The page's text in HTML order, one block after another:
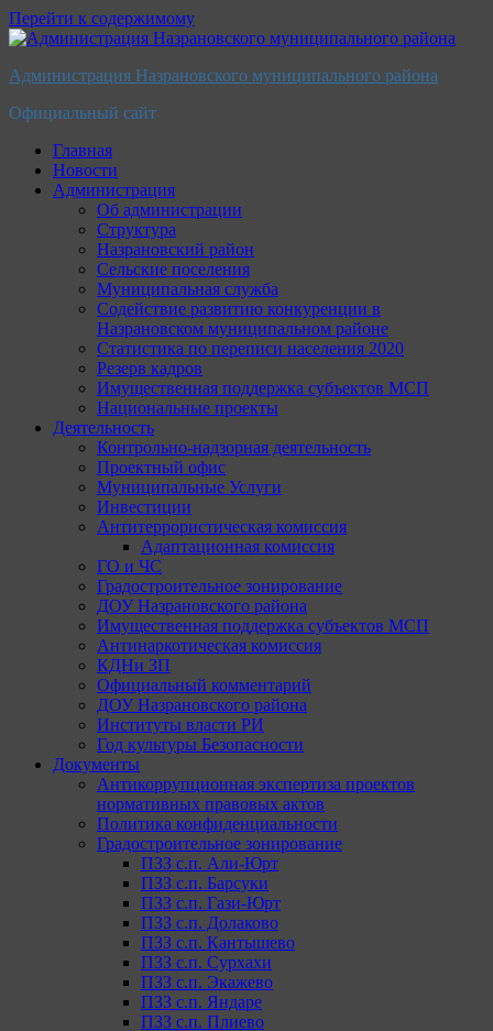
Перейти к содержимому
Администрация Назрановского муниципального района
Официальный сайт
Главная
Новости
Администрация
Об администрации
Структура
Назрановский район
Сельские поселения
Муниципальная служба
Содействие развитию конкуренции в
Назрановском муниципальном районе
Статистика по переписи населения 2020
Резерв кадров
Имущественная поддержка субъектов МСП
Национальные проекты
Деятельность
Контрольно-надзорная деятельность
Проектный офис
Муниципальные Услуги
Инвестиции
Антитеррористическая комиссия
Адаптационная комиссия
ГО и ЧС
Градостроительное зонирование
ДОУ Назрановского района
Имущественная поддержка субъектов МСП
Антинаркотическая комиссия
КДНи ЗП
Официальный комментарий
ДОУ Назрановского района
Институты власти РИ
Год культуры Безопасности
Документы
Антикоррупционная экспертиза проектов
нормативных правовых актов
Политика конфиденциальности
Градостроительное зонирование
ПЗЗ с.п. Али-Юрт
ПЗЗ с.п. Барсуки
ПЗЗ с.п. Гази-Юрт
ПЗЗ с.п. Долаково
ПЗЗ с.п. Кантышево
ПЗЗ с.п. Сурхахи
ПЗЗ с.п. Экажево
ПЗЗ с.п. Яндаре
ПЗЗ с.п. Плиево